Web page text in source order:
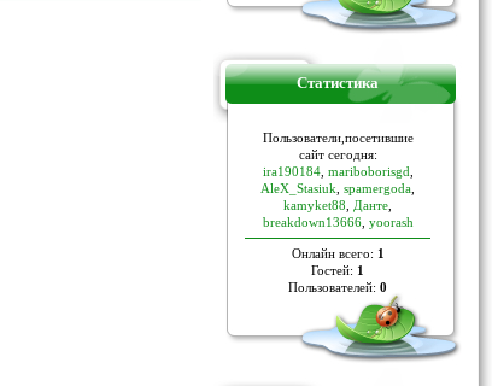
Статистика
Пoльзoвaтели,пoceтившие
caйт ceгoдня:
ira190184, mariboborisgd
AleX_Stasiuk spamergoda
kamyket88
Данте
breakdown13666, yoorash
Онлайн всего: 1
Гостей: 1
Пользователей: 0